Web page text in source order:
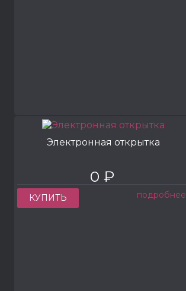
Электронная открытка
0 ₽
КУПИТЬ подробнее